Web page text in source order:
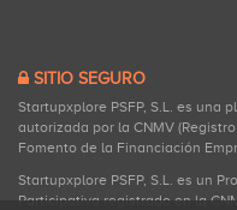
SITIO SEGURO
Startupxplore PSFP, S.L. es una
autorizada por la CNMV
Fomento de la Financiación
Startupxplore PSFP, S.L. es un
Participativa registrado en la